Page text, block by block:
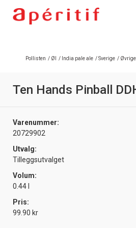
Pollisten / Øl / India pale ale /Sverige / Øvrige
Ten Hands Pinball
Varenummer:
20729902
Utvalg:
Tilleggsutvalget
Volum:
0.44 l
Pris:
99.90 kr